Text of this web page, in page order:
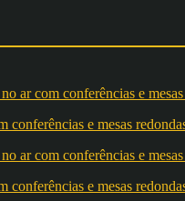
conferências e mesas
conferências e mesas